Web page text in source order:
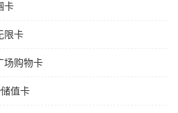
卡
限卡
场购物卡
值卡